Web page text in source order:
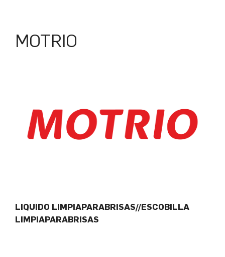
MOTRIO
LIQUIDO LIMPIAPARABRISAS//ESCOBILLA
LIMPIAPARABRISAS